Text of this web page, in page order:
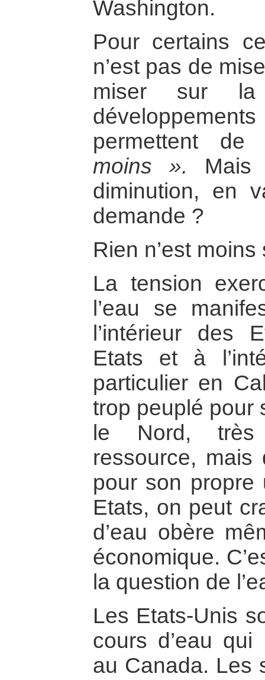
Washington.
Pour certains
n’est pas de
miser sur la
permettent
moins ». Mais
diminution, en
demande ?
Rien n’est moins
La tension
l’eau se
l’intérieur des
Etats et à
particulier en
trop peuplé pour
le Nord,
ressource,
pour son propre
Etats, on peut
d’eau obère
économique.
la question de
Les Etats-Unis
cours d’eau
au Canada. Les